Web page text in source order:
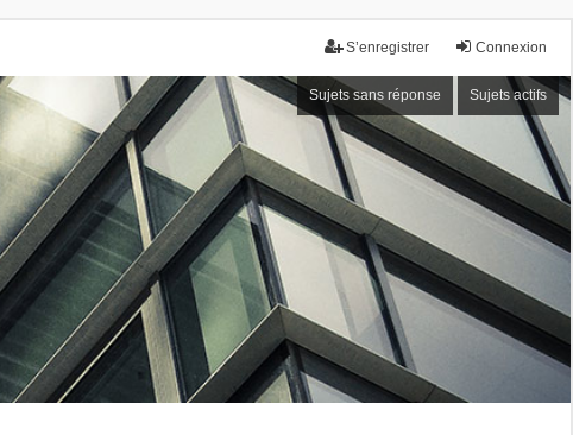
Connexion
S’enregistrer
Sujets sans réponse Sujets actifs